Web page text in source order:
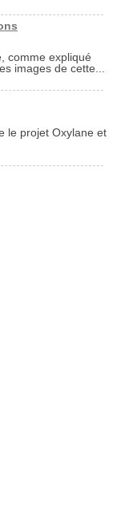
comme expliqué
images de cette...
le projet Oxylane et